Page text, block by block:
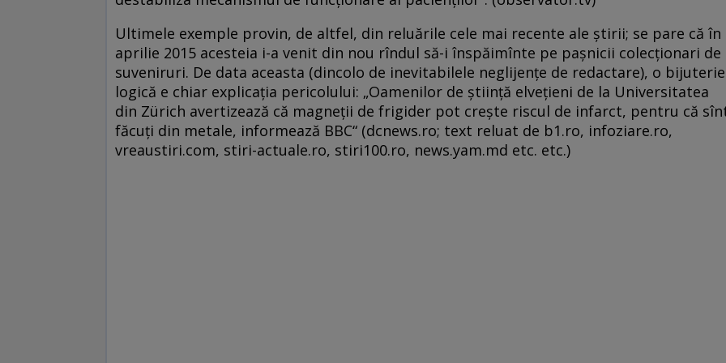
Ultimele exemple provin, de altfel, din reluările cele mai recente ale ştirii; se pare că în
aprilie 2015 acesteia i-a venit din nou rîndul să-i înspăimînte pe paşnicii colecţionari de
suveniruri. De data aceasta (dincolo de inevitabilele neglijenţe de redactare), o bijuterie
logică e chiar explicaţia pericolului: „Oamenilor de ştiinţă elveţieni de la Universitatea
din Zürich avertizează că magneţii de frigider pot creşte riscul de infarct, pentru că
făcuţi din metale, informează BBC“ (dcnews.ro; text reluat de b1.ro, infoziare.ro,
vreaustiri.com, stiri-actuale.ro, stiri100.ro, news.yam.md etc. etc.)